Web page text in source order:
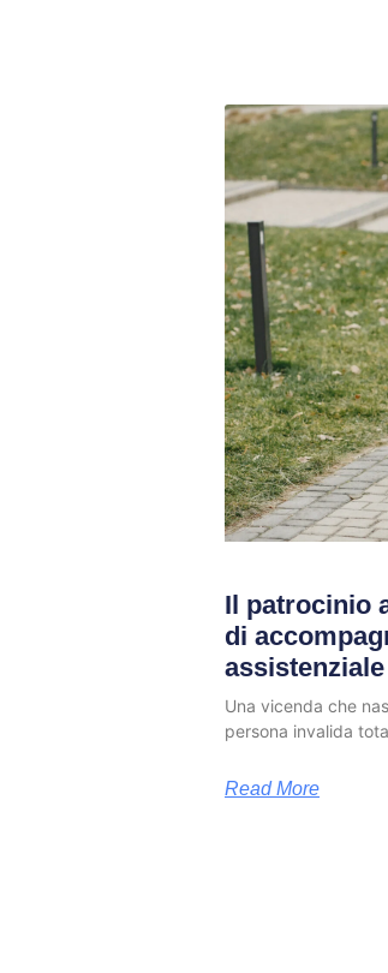
Il patrocinio
di
Una vicenda che
persona invalida
Read More